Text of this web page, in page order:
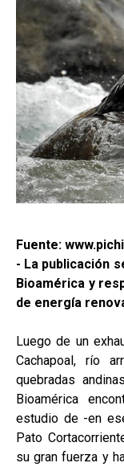
Fuente:
- La publicación
Bioamérica y
de energía
Luego de un
Cachapoal, río
quebradas
Bioamérica
estudio de -en
Pato
su gran fuerza y